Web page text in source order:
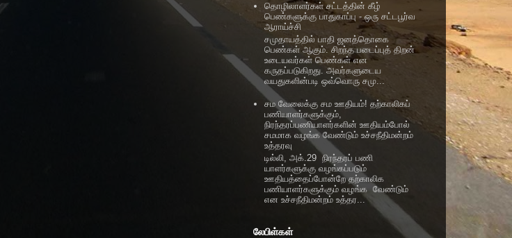
தொழிலாளர்கள் சட்டத்தின் கீழ்
பெண்களுக்கு பாதுகாப்பு - ஒரு சட்டபூர்வ
ஆராய்ச்சி
சமுதாயத்தில் பாதி ஜனத்தொகை
பெண்கள் ஆகும். சிறந்த படைப்புத் திறன்
உடையவர்கள் பெண்கள் என
கருதப்படுகிறது. அவர்களுடைய
வயதுகளின்படி ஒவ்வொரு சமு...
சம வேலைக்கு சம ஊதியம்! தற்காலிகப்
பணியாளர்களுக்கும்,
நிரந்தரப்பணியாளர்களின் ஊதியம்போல்
சமமாக வழங்க வேண்டும் உச்சநீதிமன்றம்
உத்தரவு
டில்லி, அக்.29 நிரந்தரப் பணி
யாளர்களுக்கு வழங்கப்படும்
ஊதியத்தைப்போன்றே தற்காலிக
பணியாளர்களுக்கும் வழங்க வேண்டும்
என உச்சநீதிமன்றம் உத்தர...
லேபிள்கள்